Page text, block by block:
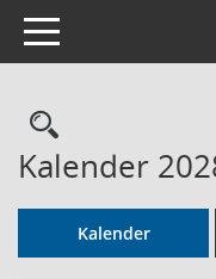
Toggle navigation
Kalender
Kalender